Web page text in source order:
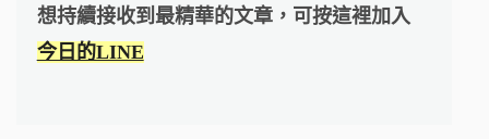
想持續接收到最精華的文章，可按這裡加入
今日的LINE